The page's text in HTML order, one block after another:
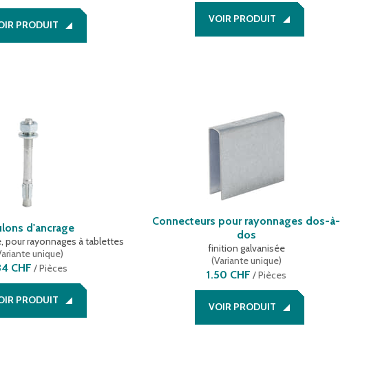
PRODUIT VOIR PRODUIT
d'ancrage
pour rayonnages à tablettes
unique)
CHF /Pièces
PRODUIT
Connecteurs pour rayonnages dos-à-
dos
finition galvanisée
(Variante unique)
1.50 CHF /Pièces
VOIR PRODUIT